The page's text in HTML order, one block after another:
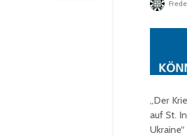
„Der
auf St.
Ukraine“